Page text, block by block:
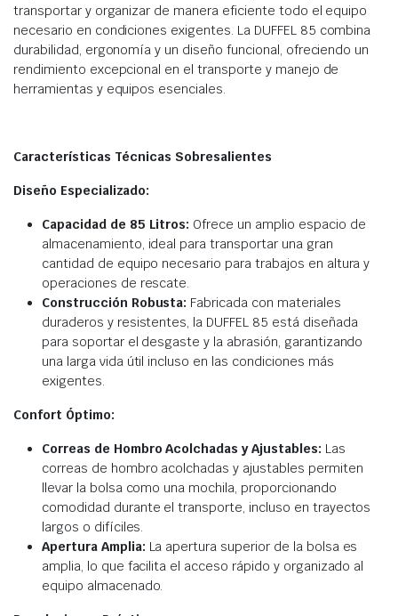
transportar y organizar de manera eficiente todo el equipo
necesario en condiciones exigentes. La DUFFEL 85 combina
durabilidad, ergonomía y un diseño funcional, ofreciendo un
rendimiento excepcional en el transporte y manejo de
herramientas y equipos esenciales.
Características Técnicas Sobresalientes
Diseño Especializado:
Capacidad de 85 Litros: Ofrece un amplio espacio de
almacenamiento, ideal para transportar una gran
cantidad de equipo necesario para trabajos en altura y
operaciones de rescate.
Construcción Robusta: Fabricada con materiales
duraderos y resistentes, la DUFFEL 85 está diseñada
para soportar el desgaste y la abrasión, garantizando
una larga vida útil incluso en las condiciones más
exigentes.
Confort Óptimo:
Correas de Hombro Acolchadas y Ajustables: Las
correas de hombro acolchadas y ajustables permiten
llevar la bolsa como una mochila, proporcionando
comodidad durante el transporte, incluso en trayectos
largos o difíciles.
Apertura Amplia: La apertura superior de la bolsa es
amplia, lo que facilita el acceso rápido y organizado al
equipo almacenado.